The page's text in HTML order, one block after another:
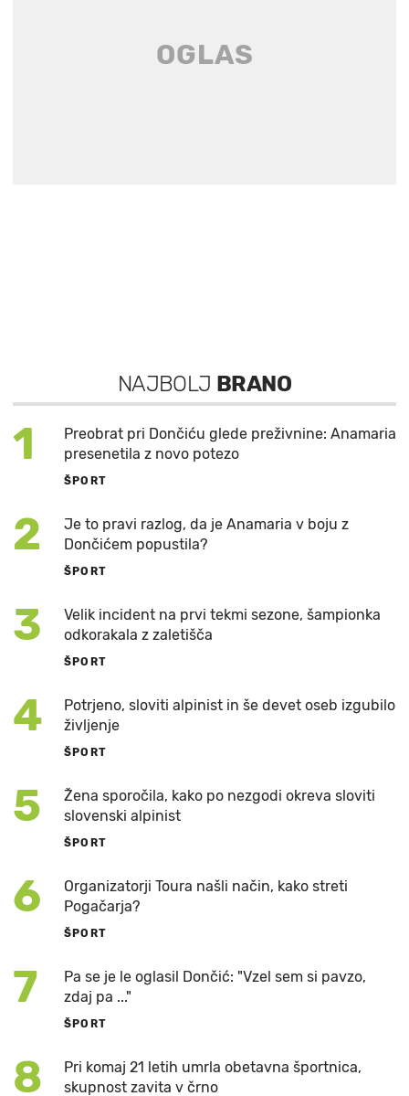
NAJBOLJ BRANO
1
Preobrat pri Dončiću glede preživnine: Anamaria
presenetila z novo potezo
ŠPORT
2
Je to pravi razlog, da je Anamaria v boju z
Dončićem popustila?
ŠPORT
3
Velik incident na prvi tekmi sezone, šampionka
odkorakala z zaletišča
ŠPORT
4
Potrjeno, sloviti alpinist in še devet oseb izgubilo
življenje
ŠPORT
5
Žena sporočila, kako po nezgodi okreva sloviti
slovenski alpinist
ŠPORT
6
Organizatorji Toura našli način, kako streti
Pogačarja?
ŠPORT
7
Pa se je le oglasil Dončić: "Vzel sem si pavzo,
zdaj pa ..."
ŠPORT
8
Pri komaj 21 letih umrla obetavna športnica,
skupnost zavita v črno